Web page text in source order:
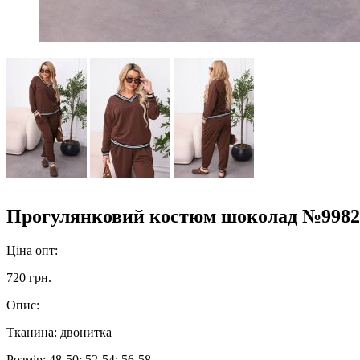
Прогулянковий костюм шоколад
Ціна опт:
720 грн.
Опис:
Тканина: двонитка